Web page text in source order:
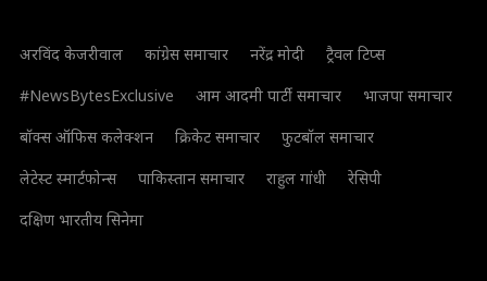
अरविंद केजरीवाल कांग्रेस समाचार नरेंद्र मोदी
ट्रैवल टिप्स
#NewsBytesExclusive
आम आदमी पार्टी समाचार
भाजपा समाचार
बॉक्स ऑफिस कलेक्शन
क्रिकेट समाचार
फुटबॉल समाचार
लेटेस्ट स्मार्टफोन्स
पाकिस्तान समाचार राहुल गांधी
रेसिपी
दक्षिण भारतीय सिनेमा